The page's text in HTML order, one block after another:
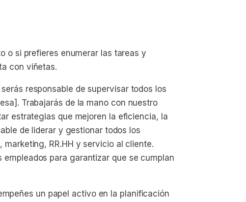
o si prefieres enumerar las tareas y
con viñetas.
responsable de supervisar todos los
Trabajarás de la mano con nuestro
estrategias que mejoren la eficiencia, la
de liderar y gestionar todos los
RR.HH y servicio al cliente.
para garantizar que se cumplan
un papel activo en la planificación